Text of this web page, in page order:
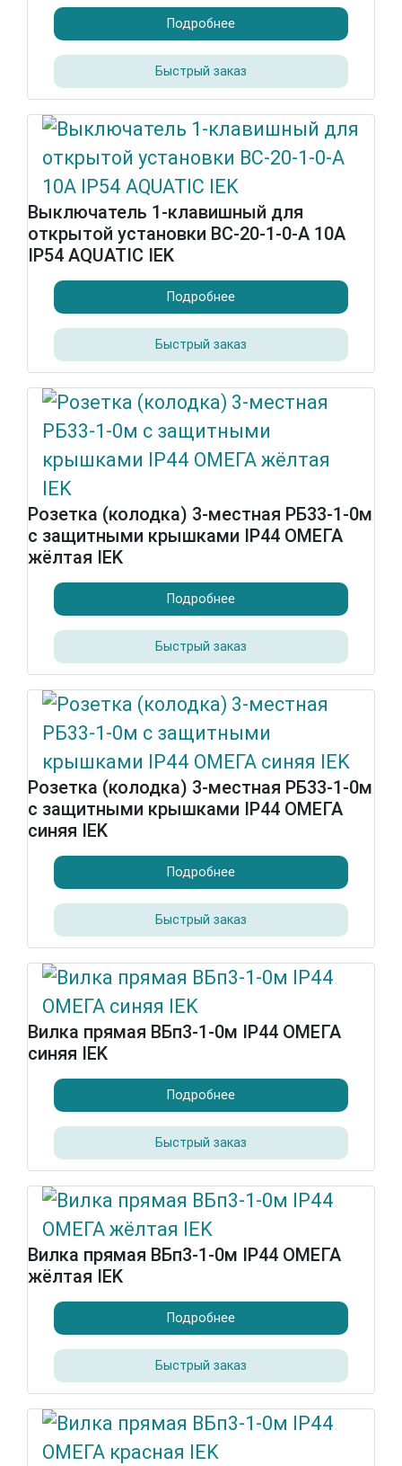
Подробнее
Быстрый заказ
Выключатель 1-клавишный для
открытой установки ВС-20-1-0-А 10А
IP54 AQUATIC IEK
Подробнее
Быстрый заказ
Розетка (колодка) 3-местная РБ33-1-0м
с защитными крышками IP44 ОМЕГА
жёлтая IEK
Подробнее
Быстрый заказ
Розетка (колодка) 3-местная РБ33-1-0м
с защитными крышками IP44 ОМЕГА
синяя IEK
Подробнее
Быстрый заказ
Вилка прямая ВБп3-1-0м IP44 ОМЕГА
синяя IEK
Подробнее
Быстрый заказ
Вилка прямая ВБп3-1-0м IP44 ОМЕГА
жёлтая IEK
Подробнее
Быстрый заказ